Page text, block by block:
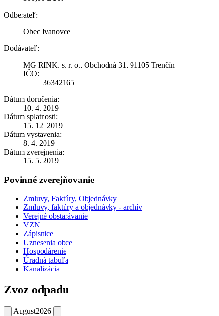
Odberateľ:
Obec Ivanovce
Dodávateľ:
MG RINK, s. r. o., Obchodná 31, 91105 Trenčín
IČO:
36342165
Dátum doručenia:
10. 4. 2019
Dátum splatnosti:
15. 12. 2019
Dátum vystavenia:
8. 4. 2019
Dátum zverejnenia:
15. 5. 2019
Povinné zverejňovanie
Zmluvy, Faktúry, Objednávky
Zmluvy, faktúry a objednávky - archív
Verejné obstarávanie
VZN
Zápisnice
Uznesenia obce
Hospodárenie
Úradná tabuľa
Kanalizácia
Zvoz odpadu
August2026